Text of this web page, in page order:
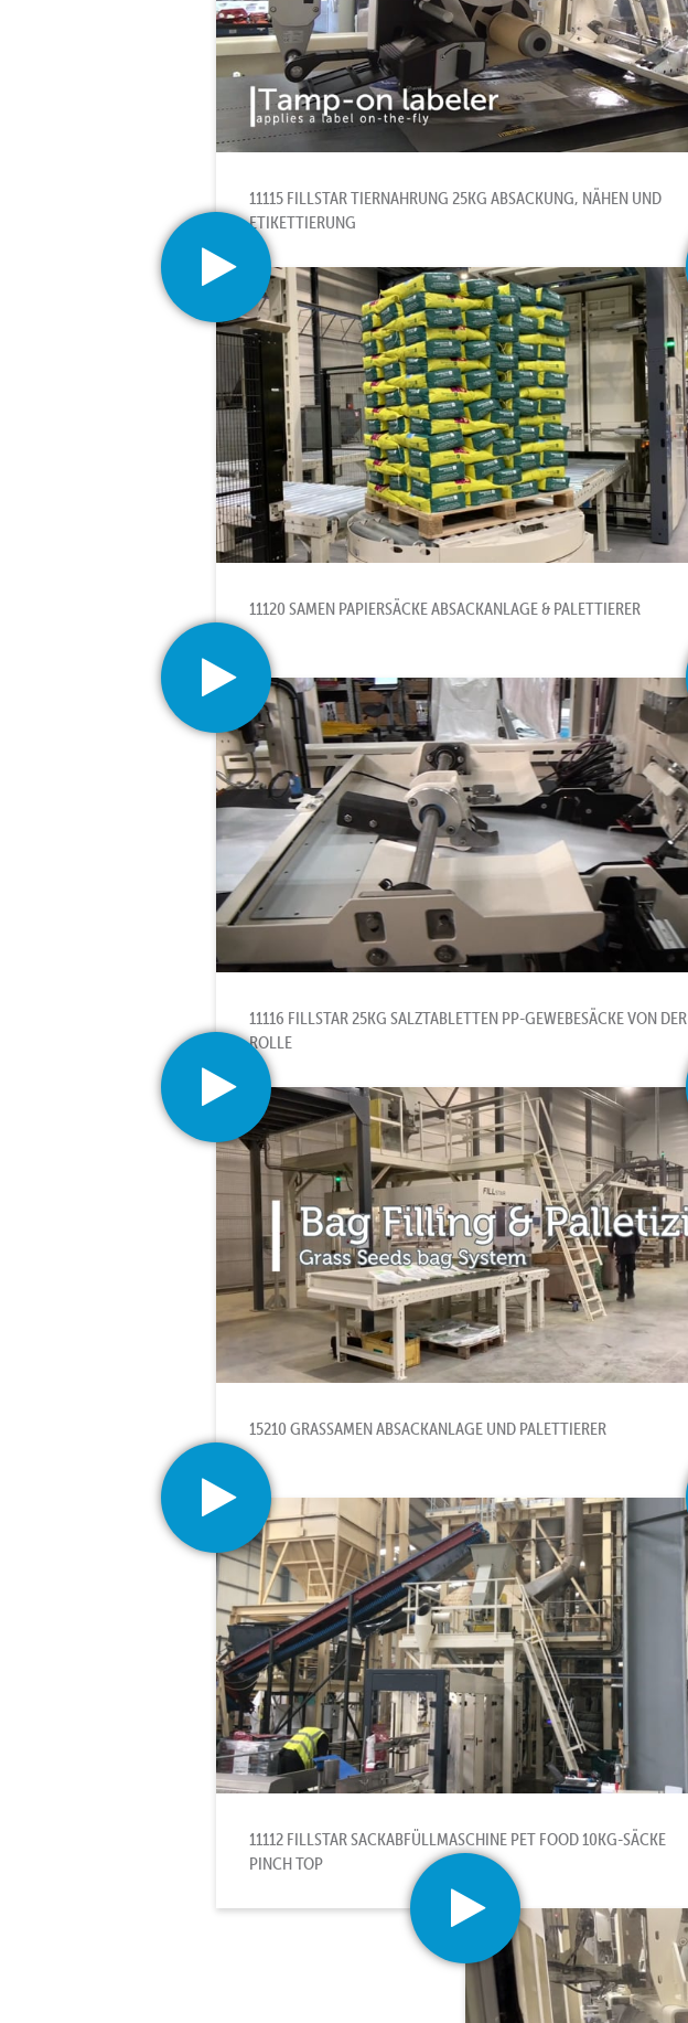
11115 FILLSTAR TIERNAHRUNG 25KG ABSACKUNG, NÄHEN UND
ETIKETTIERUNG
11120 SAMEN PAPIERSÄCKE ABSACKANLAGE & PALETTIERER
11116 FILLSTAR 25KG SALZTABLETTEN PP-GEWEBESÄCKE VON DER
ROLLE
15210 GRASSAMEN ABSACKANLAGE UND PALETTIERER
11112 FILLSTAR SACKABFÜLLMASCHINE PET FOOD 10KG-SÄCKE
PINCH TOP